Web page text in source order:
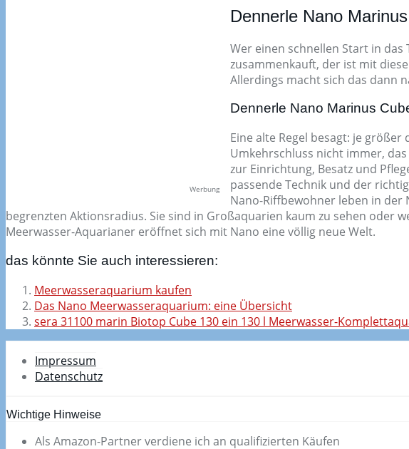
Werbung
Dennerle Nano
Wer einen schnellen Start in
zusammenkauft, der ist mit
Allerdings macht sich das dann
Dennerle Nano Marinus
Eine alte Regel besagt: je
Umkehrschluss nicht immer,
zur Einrichtung, Besatz und
passende Technik und der
Nano-Riffbewohner leben in
begrenzten Aktionsradius. Sie sind in Großaquarien kaum zu sehen oder
Meerwasser-Aquarianer eröffnet sich mit Nano eine völlig neue Welt.
das könnte Sie auch interessieren:
Meerwasseraquarium kaufen
Das Nano Meerwasseraquarium: eine Übersicht
sera 31100 marin Biotop Cube 130 ein 130 l Meerwasser-
Impressum
Datenschutz
Wichtige Hinweise
Als Amazon-Partner verdiene ich an qualifizierten Käufen